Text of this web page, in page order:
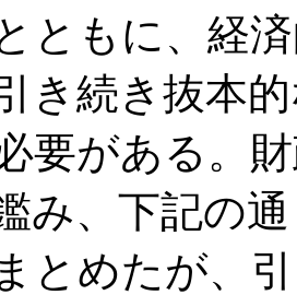
ともに、経
き続き抜本
要がある。
み、下記の
とめたが、